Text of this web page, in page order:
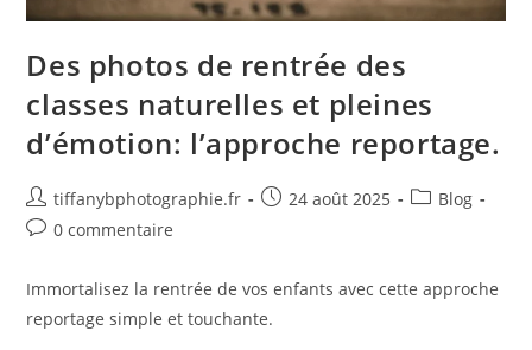
Des photos de rentrée des
classes naturelles et pleines
d’émotion: l’approche reportage.
tiffanybphotographie.fr 24 août 2025
Blog
0 commentaire
Immortalisez la rentrée de vos enfants avec cette approche
reportage simple et touchante.